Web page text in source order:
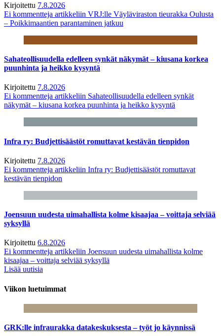
Kirjoitettu 7.8.2026
Ei kommentteja artikkeliin VRJ:lle Väyläviraston tieurakka Oulusta
– Poikkimaantien parantaminen jatkuu
Sahateollisuudella edelleen synkät näkymät – kiusana korkea
puunhinta ja heikko kysyntä
Kirjoitettu 7.8.2026
Ei kommentteja artikkeliin Sahateollisuudella edelleen synkät
näkymät – kiusana korkea puunhinta ja heikko kysyntä
Infra ry: Budjettisäästöt romuttavat kestävän tienpidon
Kirjoitettu 7.8.2026
Ei kommentteja artikkeliin Infra ry: Budjettisäästöt romuttavat
kestävän tienpidon
Joensuun uudesta uimahallista kolme kisaajaa – voittaja selviää
syksyllä
Kirjoitettu 6.8.2026
Ei kommentteja artikkeliin Joensuun uudesta uimahallista kolme
kisaajaa – voittaja selviää syksyllä
Lisää uutisia
Viikon luetuimmat
GRK:lle infraurakka datakeskuksesta – työt jo käynnissä